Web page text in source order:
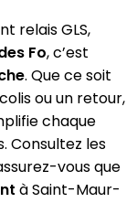
relais GLS,
Fo, c’est
. Que ce soit
ou un retour,
chaque
Consultez les
vous que
à Saint-Maur-